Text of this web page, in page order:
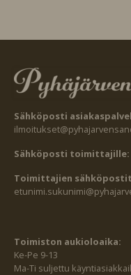
Sähköposti
Sähköposti toimittajille:
Toimittajien
Toimiston aukioloaika:
Ke-Pe 9-13
Ma-Ti suljettu